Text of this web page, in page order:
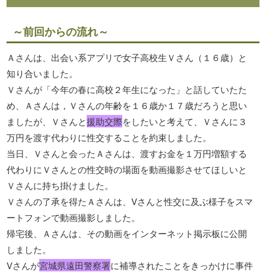
～前回からの流れ～
Ａさんは、出会い系アプリで女子高校生Ｖさん（１６歳）と
知り合いました。
Ｖさんが「今年の春に高校２年生になった」と話していたた
め、Ａさんは，Ｖさんの年齢を１６歳か１７歳だろうと思い
ましたが、Ｖさんと援助交際をしたいと考えて、Ｖさんに３
万円を渡す代わりに性交することを約束しました。
当日、Ｖさんと会ったＡさんは、渡すお金を１万円増額する
代わりにＶさんとの性交時の場面を動画撮影させてほしいと
Ｖさんに持ち掛けました。
Ｖさんの了承を得たＡさんは、Vさんと性交に及ぶ様子をスマ
ートフォンで動画撮影しました。
帰宅後、Ａさんは、その動画をインターネット掲示板に公開
しました。
Vさんが宮城県遠田警察署に補導されたことをきっかけに事件